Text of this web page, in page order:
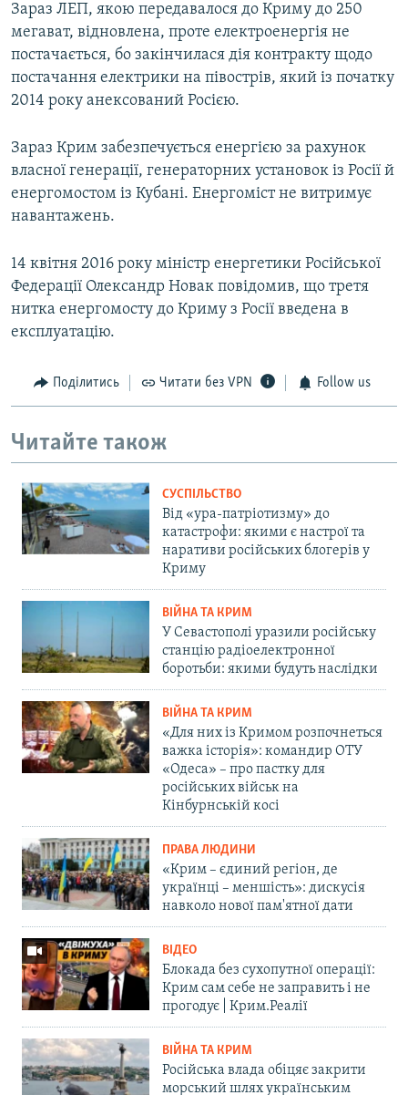
Зараз ЛЕП, якою передавалося до Криму до 250
мегават, відновлена, проте електроенергія не
постачається, бо закінчилася дія контракту щодо
постачання електрики на півострів, який із початку
2014 року анексований Росією.
Зараз Крим забезпечується енергією за рахунок
власної генерації, генераторних установок із Росії й
енергомостом із Кубані. Енергоміст не витримує
навантажень.
14 квітня 2016 року міністр енергетики Російської
Федерації Олександр Новак повідомив, що третя
нитка енергомосту до Криму з Росії введена в
експлуатацію.
Поділитись Читати без VPN Follow us
Читайте також
СУСПІЛЬСТВО
Від «ура-патріотизму» до
катастрофи: якими є настрої та
наративи російських блогерів у
Криму
ВІЙНА ТА КРИМ
У Севастополі уразили російську
станцію радіоелектронної
боротьби: якими будуть наслідки
ВІЙНА ТА КРИМ
«Для них із Кримом розпочнеться
важка історія»: командир ОТУ
«Одеса» – про пастку для
російських військ на
Кінбурнській косі
ПРАВА ЛЮДИНИ
«Крим – єдиний регіон, де
українці – меншість»: дискусія
навколо нової пам'ятної дати
ВІДЕО
Блокада без сухопутної операції:
Крим сам себе не заправить і не
прогодує | Крим.Реалії
ВІЙНА ТА КРИМ
Російська влада обіцяє закрити
морський шлях українським